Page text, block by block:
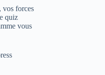
vos forces
quiz
vous